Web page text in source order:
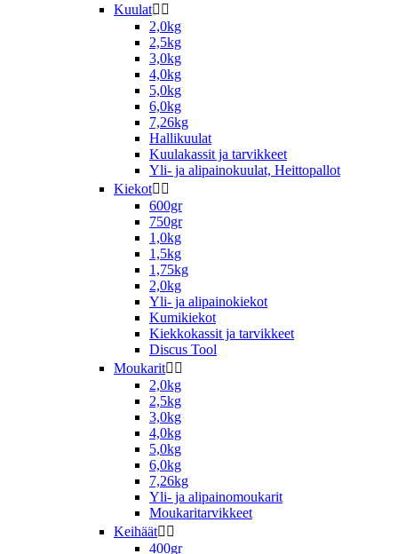
Kuulat 
2,0kg
2,5kg
3,0kg
4,0kg
5,0kg
6,0kg
7,26kg
Hallikuulat
Kuulakassit ja tarvikkeet
Yli- ja alipainokuulat, Heittopallot
Kiekot 
600gr
750gr
1,0kg
1,5kg
1,75kg
2,0kg
Yli- ja alipainokiekot
Kumikiekot
Kiekkokassit ja tarvikkeet
Discus Tool
Moukarit 
2,0kg
2,5kg
3,0kg
4,0kg
5,0kg
6,0kg
7,26kg
Yli- ja alipainomoukarit
Moukaritarvikkeet
Keihäät 
400gr